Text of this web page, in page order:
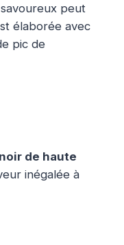
peut
élaborée avec
pic de
de haute
inégalée à